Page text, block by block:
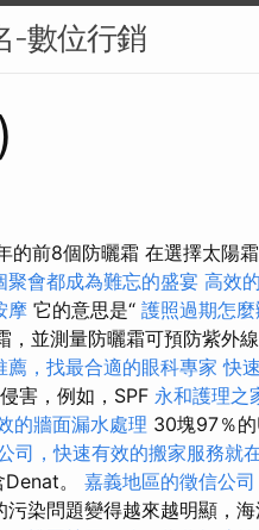
-數位行銷
前8個防曬霜 在選擇太陽
聚會都成為難忘的盛宴 高效
摩 它的意思是“ 護照過期怎
，並測量防曬霜可預防紫外
薦，找最合適的眼科專家 快
害，例如，SPF 永和護理之
的牆面漏水處理 30塊97％的
司，快速有效的搬家服務就
。 嘉義地區的徵信公
染問題變得越來越明顯，